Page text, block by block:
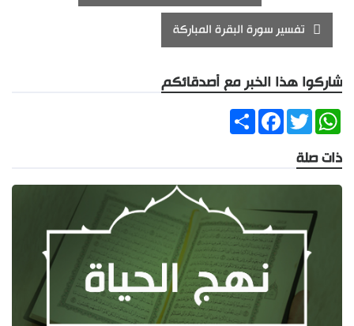
تفسير سورة البقرة المباركة
شاركوا هذا الخبر مع أصدقائكم
ShareFacebookTwitter
WhatsApp
ذات صلة